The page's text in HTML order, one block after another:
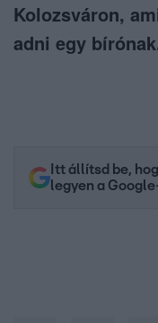
Kolozsváron,
adni egy
Itt állítsd be,
legyen a